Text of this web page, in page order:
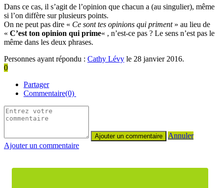
Dans ce cas, il s’agit de l’opinion que chacun a (au singulier), même
si l’on diffère sur plusieurs points.
On ne peut pas dire « Ce sont tes opinions qui priment» au lieu de
« C’est ton opinion qui prime« , n’est-ce pas ? Le sens n’est pas le
même dans les deux phrases.
Personnes ayant répondu : Cathy Lévy le 28 janvier 2016.
0
Partager
Commentaire(0)
Annuler
Ajouter un commentaire